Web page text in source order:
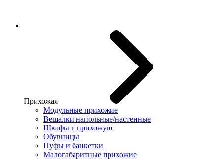
Прихожая
Модульные прихожие
Вешалки напольные/настенные
Шкафы в прихожую
Обувницы
Пуфы и банкетки
Малогабаритные прихожие